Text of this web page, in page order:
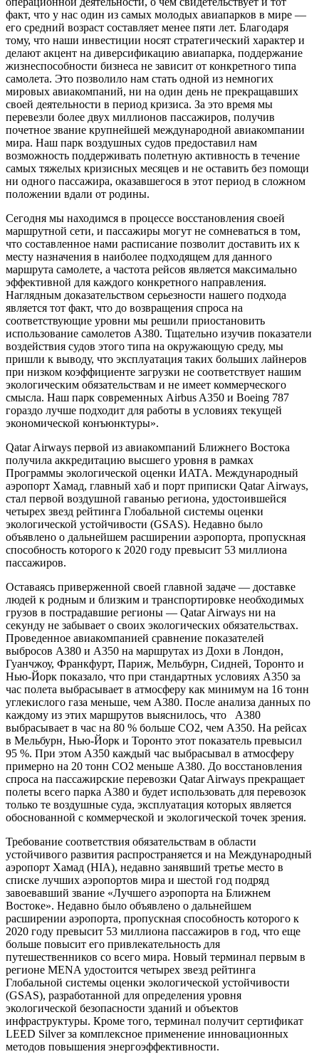
факт, что у нас один из самых молодых авиапарков в мире —
его средний возраст составляет менее пяти лет. Благодаря
тому, что наши инвестиции носят стратегический характер и
делают акцент на диверсификацию авиапарка, поддержание
жизнеспособности бизнеса не зависит от конкретного типа
самолета. Это позволило нам стать одной из немногих
мировых авиакомпаний, ни на один день не прекращавших
своей деятельности в период кризиса. За это время мы
перевезли более двух миллионов пассажиров, получив
почетное звание крупнейшей международной авиакомпании
мира. Наш парк воздушных судов предоставил нам
возможность поддерживать полетную активность в течение
самых тяжелых кризисных месяцев и не оставить без помощи
ни одного пассажира, оказавшегося в этот период в сложном
положении вдали от родины.
Сегодня мы находимся в процессе восстановления своей
маршрутной сети, и пассажиры могут не сомневаться в том,
что составленное нами расписание позволит доставить их к
месту назначения в наиболее подходящем для данного
маршрута самолете, а частота рейсов является максимально
эффективной для каждого конкретного направления.
Наглядным доказательством серьезности нашего подхода
является тот факт, что до возвращения спроса на
соответствующие уровни мы решили приостановить
использование самолетов A380. Тщательно изучив показатели
воздействия судов этого типа на окружающую среду, мы
пришли к выводу, что эксплуатация таких больших лайнеров
при низком коэффициенте загрузки не соответствует нашим
экологическим обязательствам и не имеет коммерческого
смысла. Наш парк современных Airbus A350 и Boeing 787
гораздо лучше подходит для работы в условиях текущей
экономической конъюнктуры».
Qatar Airways первой из авиакомпаний Ближнего Востока
получила аккредитацию высшего уровня в рамках
Программы экологической оценки ИATA. Международный
аэропорт Хамад, главный хаб и порт приписки Qatar Airways,
стал первой воздушной гаванью региона, удостоившейся
четырех звезд рейтинга Глобальной системы оценки
экологической устойчивости (GSAS). Недавно было
объявлено о дальнейшем расширении аэропорта, пропускная
способность которого к 2020 году превысит 53 миллиона
пассажиров.
Оставаясь приверженной своей главной задаче — доставке
людей к родным и близким и транспортировке необходимых
грузов в пострадавшие регионы — Qatar Airways ни на
секунду не забывает о своих экологических обязательствах.
Проведенное авиакомпанией сравнение показателей
выбросов A380 и A350 на маршрутах из Дохи в Лондон,
Гуанчжоу, Франкфурт, Париж, Мельбурн, Сидней, Торонто и
Нью-Йорк показало, что при стандартных условиях A350 за
час полета выбрасывает в атмосферу как минимум на 16 тонн
углекислого газа меньше, чем A380. После анализа данных по
каждому из этих маршрутов выяснилось, что A380
выбрасывает в час на 80 % больше CO2, чем A350. На рейсах
в Мельбурн, Нью-Йорк и Торонто этот показатель превысил
95 %. При этом A350 каждый час выбрасывал в атмосферу
примерно на 20 тонн CO2 меньше А380. До восстановления
спроса на пассажирские перевозки Qatar Airways прекращает
полеты всего парка A380 и будет использовать для перевозок
только те воздушные суда, эксплуатация которых является
обоснованной с коммерческой и экологической точек зрения.
Требование соответствия обязательствам в области
устойчивого развития распространяется и на Международный
аэропорт Хамад (HIA), недавно занявший третье место в
списке лучших аэропортов мира и шестой год подряд
завоевавший звание «Лучшего аэропорта на Ближнем
Востоке». Недавно было объявлено о дальнейшем
расширении аэропорта, пропускная способность которого к
2020 году превысит 53 миллиона пассажиров в год, что еще
больше повысит его привлекательность для
путешественников со всего мира. Новый терминал первым в
регионе MENA удостоится четырех звезд рейтинга
Глобальной системы оценки экологической устойчивости
(GSAS), разработанной для определения уровня
экологической безопасности зданий и объектов
инфраструктуры. Кроме того, терминал получит сертификат
LEED Silver за комплексное применение инновационных
методов повышения энергоэффективности.